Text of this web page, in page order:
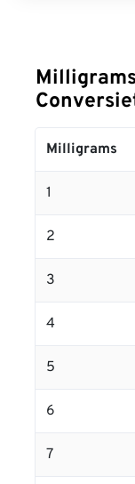
Milligrams
1
2
3
4
5
6
7